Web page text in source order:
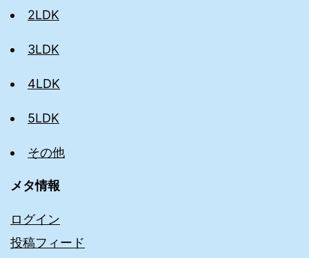
2LDK
3LDK
4LDK
5LDK
その他
メタ情報
ログイン
投稿フィード